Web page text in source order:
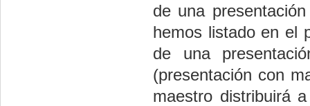
de una
hemos listado en el
de una
(presentación con
maestro distribuirá